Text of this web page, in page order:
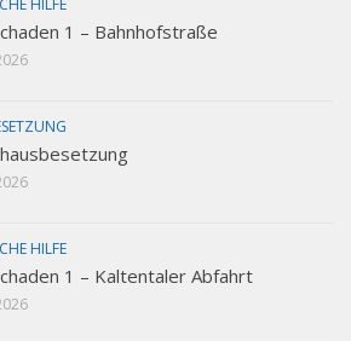
HILFE
1 – Bahnhofstraße
HILFE
1 – Kaltentaler Abfahrt